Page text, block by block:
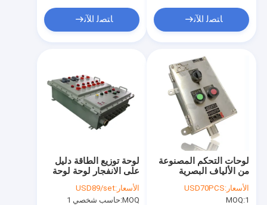
ﺎﺘﺼﻟ ﺍﻶﻧ ﺎﺘﺼﻟ ﺍﻶﻧ
لوحة توزيع الطاقة دليل
على الانفجار لوحة لوحة
الانفجار دليل على
الانفجار
الأسعار:USD89/set
MOQ: حاسب شخصي 1
لوحات التحكم المصنوعة
من الألياف البصرية
المقاومة للحريق ، لوحة
توزيع مقاومة للانفجار
الأسعار:USD70PCS
MOQ:1